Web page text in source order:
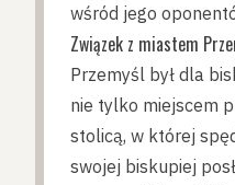
wśród jego
Związek z miastem
Przemyśl był dla
nie tylko miejscem
stolicą, w której
swojej biskupiej